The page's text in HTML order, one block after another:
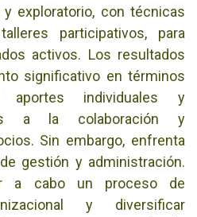
exploratorio, con técnicas
participativos, para
activos. Los resultados
significativo en términos
individuales y
a la colaboración y
Sin embargo, enfrenta
gestión y administración.
a cabo un proceso de
y diversificar